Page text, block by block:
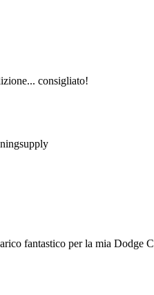
consigliato!
fantastico per la mia Dodge